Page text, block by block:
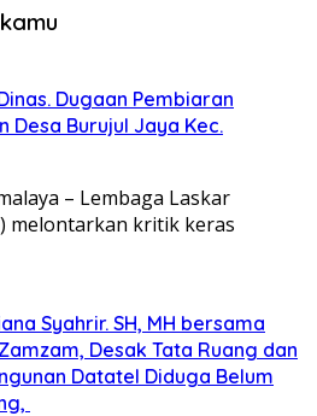
Dugaan Pembiaran
Desa Burujul Jaya Kec.
– Lembaga Laskar
melontarkan kritik keras
Syahrir. SH, MH bersama
Desak Tata Ruang dan
Datatel Diduga Belum